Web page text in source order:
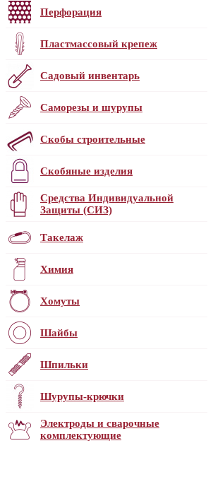
Перфорация
Пластмассовый крепеж
Садовый инвентарь
Саморезы и шурупы
Скобы строительные
Скобяные изделия
Средства Индивидуальной
Защиты (СИЗ)
Такелаж
Химия
Хомуты
Шайбы
Шпильки
Шурупы-крючки
Электроды и сварочные
комплектующие